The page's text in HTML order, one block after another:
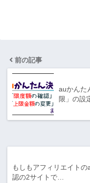
前の記事
auかんた
限」の設
もしもアフィリエイト
認の2サイトで…